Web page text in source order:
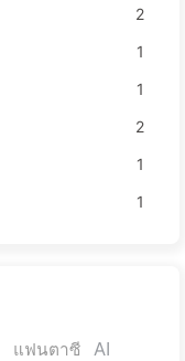
2
1
1
2
1
1
แฟนตาซี AI